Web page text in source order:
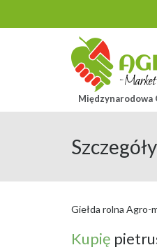
Międzynarodowa
Giełda rolna Agro-
Kupię